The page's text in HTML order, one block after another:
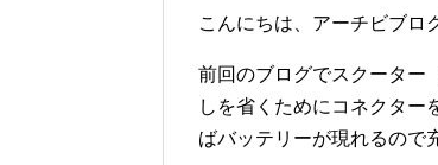
こんにちは、アーチビブロ
前回のブログでスクーター
しを省くためにコネクター
ばバッテリーが現れるので